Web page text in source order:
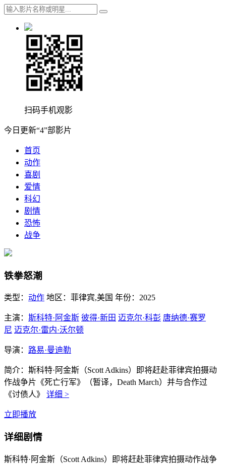
扫码手机观影
今日更新“4”部影片
首页
动作
喜剧
爱情
科幻
剧情
恐怖
战争
铁拳怒潮
类型： 动作 地区： 菲律宾,美国 年份： 2025
主演： 斯科特·阿金斯 彼得·新田 迈克尔·科彭 唐纳德·赛罗
尼 迈克尔·雷内·沃尔顿
导演： 路易·曼迪勒
简介： 斯科特·阿金斯（Scott Adkins）即将赶赴菲律宾拍摄动
作战争片《死亡行军》（暂译，Death March）并与合作过
《讨债人》 详细 >
立即播放
详细剧情
斯科特·阿金斯（Scott Adkins）即将赶赴菲律宾拍摄动作战争